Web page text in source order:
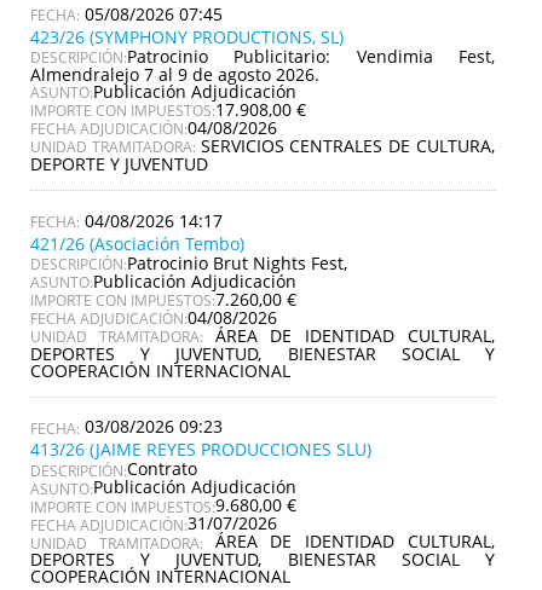
05/08/2026 07:45
423/26 (SYMPHONY PRODUCTIONS, SL)
DESCRIPCIÓN:Patrocinio Publicitario: Vendimia Fest,
Almendralejo 7 al 9 de agosto 2026.
ASUNTO:Publicación Adjudicación
IMPORTE CON IMPUESTOS:17.908,00 €
FECHA ADJUDICACIÓN:04/08/2026
UNIDAD TRAMITADORA: SERVICIOS CENTRALES DE CULTURA,
DEPORTE Y JUVENTUD
04/08/2026 14:17
421/26 (Asociación Tembo)
DESCRIPCIÓN:Patrocinio Brut Nights Fest,
ASUNTO:Publicación Adjudicación
IMPORTE CON IMPUESTOS:7.260,00 €
FECHA ADJUDICACIÓN:04/08/2026
UNIDAD TRAMITADORA: ÁREA DE IDENTIDAD CULTURAL,
DEPORTES Y JUVENTUD, BIENESTAR SOCIAL Y
COOPERACIÓN INTERNACIONAL
03/08/2026 09:23
413/26 (JAIME REYES PRODUCCIONES SLU)
DESCRIPCIÓN:Contrato
ASUNTO:Publicación Adjudicación
IMPORTE CON IMPUESTOS:9.680,00 €
FECHA ADJUDICACIÓN:31/07/2026
UNIDAD TRAMITADORA: ÁREA DE IDENTIDAD CULTURAL,
DEPORTES Y JUVENTUD, BIENESTAR SOCIAL Y
COOPERACIÓN INTERNACIONAL